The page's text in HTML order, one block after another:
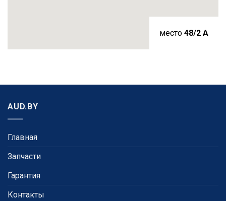
место 48/2 A
AUD.BY
Главная
Запчасти
Гарантия
Контакты